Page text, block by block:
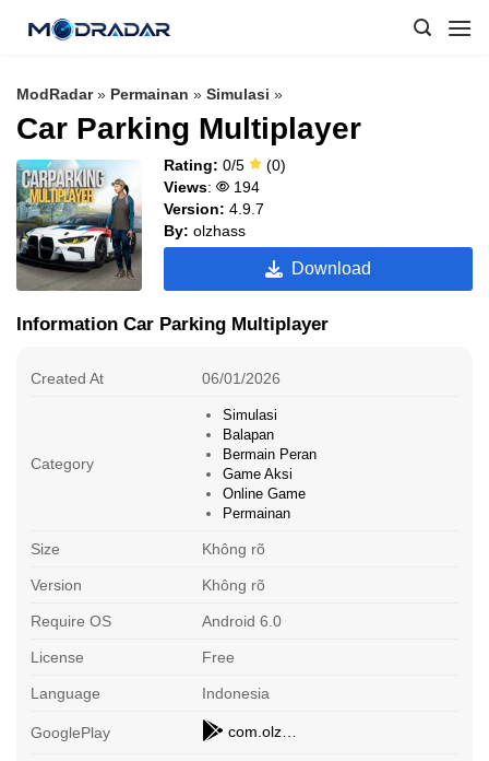
ModRadar» Permainan » Simulasi »
Car Parking Multiplayer
Rating: 0/5
(0)
Views:
194
Version: 4.9.7
By: olzhass
Download
Information Car Parking Multiplayer
Created At 06/01/2026
Category
Simulasi
Balapan
Bermain Peran
Game Aksi
Online Game
Permainan
Size Không rõ
Version Không rõ
Require OS Android 6.0
License Free
Language Indonesia
GooglePlay